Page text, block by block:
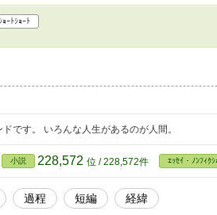
ｮｰﾄｼｮｰﾄ
です。 いろんな人生があるのが人間。
小説 228,572 位 / 228,572件 ｴｯｾｲ・ﾉﾝﾌｨｸｼ
過程 短編 経緯